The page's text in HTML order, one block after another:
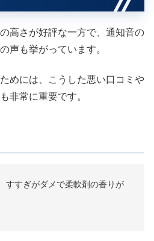
高さが好評な一方で、通知音の
声も挙がっています。
めには、こうした悪い口コミや
非常に重要です。
すぎがダメで柔軟剤の香りが